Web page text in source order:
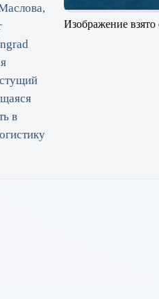
в
Изображение взято